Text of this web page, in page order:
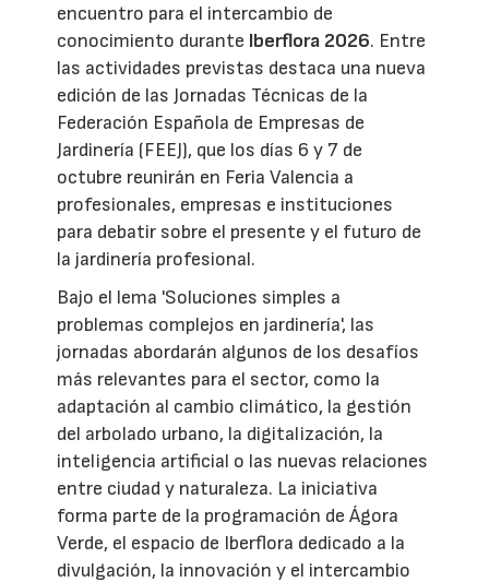
encuentro para el intercambio de
conocimiento durante Iberflora 2026. Entre
las actividades previstas destaca una nueva
edición de las Jornadas Técnicas de la
Federación Española de Empresas de
Jardinería (FEEJ), que los días 6 y 7 de
octubre reunirán en Feria Valencia a
profesionales, empresas e instituciones
para debatir sobre el presente y el futuro de
la jardinería profesional.
Bajo el lema 'Soluciones simples a
problemas complejos en jardinería', las
jornadas abordarán algunos de los desafíos
más relevantes para el sector, como la
adaptación al cambio climático, la gestión
del arbolado urbano, la digitalización, la
inteligencia artificial o las nuevas relaciones
entre ciudad y naturaleza. La iniciativa
forma parte de la programación de Ágora
Verde, el espacio de Iberflora dedicado a la
divulgación, la innovación y el intercambio